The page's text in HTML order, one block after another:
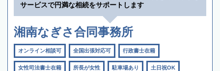
サービスで円満な相続をサポートします
湘南なぎさ合同事務所
オンライン相談可 全国出張対応可 行政書士在籍
女性司法書士在籍 所長が女性 駐車場あり 土日祝OK